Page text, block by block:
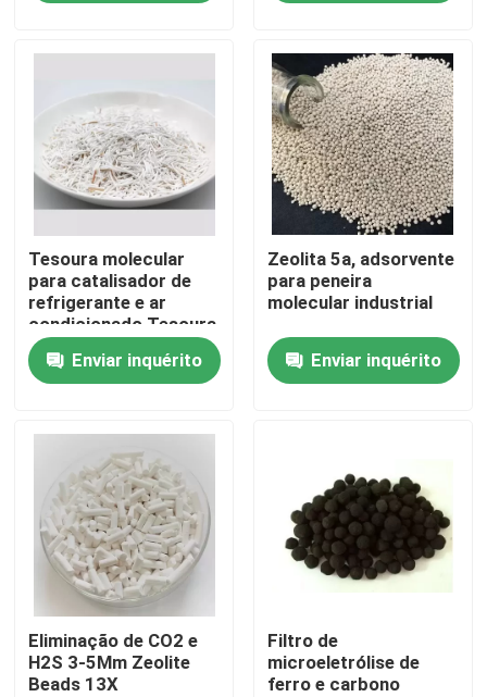
Produtos
Vídeos
Sobre nós
Visita à fábrica
Contacte-nos
Solicite um orçamento
Sítio Molecular PSA
Zeolita de peneira molecular
Tesoura molecular
para catalisador de
refrigerante e ar
condicionado Tesoura
molecular 5A
Enviar inquérito
Zeolita 5a, adsorvente
para peneira
molecular industrial
Enviar inquérito
Eliminação de CO2 e
H2S 3-5Mm Zeolite
Beads 13X
Filtro de
microeletrólise de
ferro e carbono